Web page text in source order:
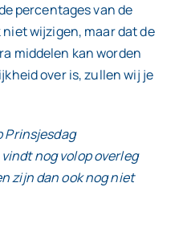
percentages van de
wijzigen, maar dat de
middelen kan worden
over is, zullen wij je
Prinsjesdag
nog volop overleg
zijn dan ook nog niet